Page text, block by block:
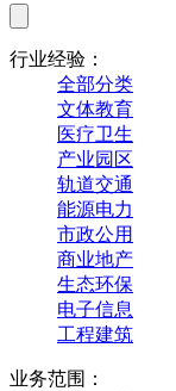
行业经验：
全部分类
文体教育
医疗卫生
产业园区
轨道交通
能源电力
市政公用
商业地产
生态环保
电子信息
工程建筑
业务范围：